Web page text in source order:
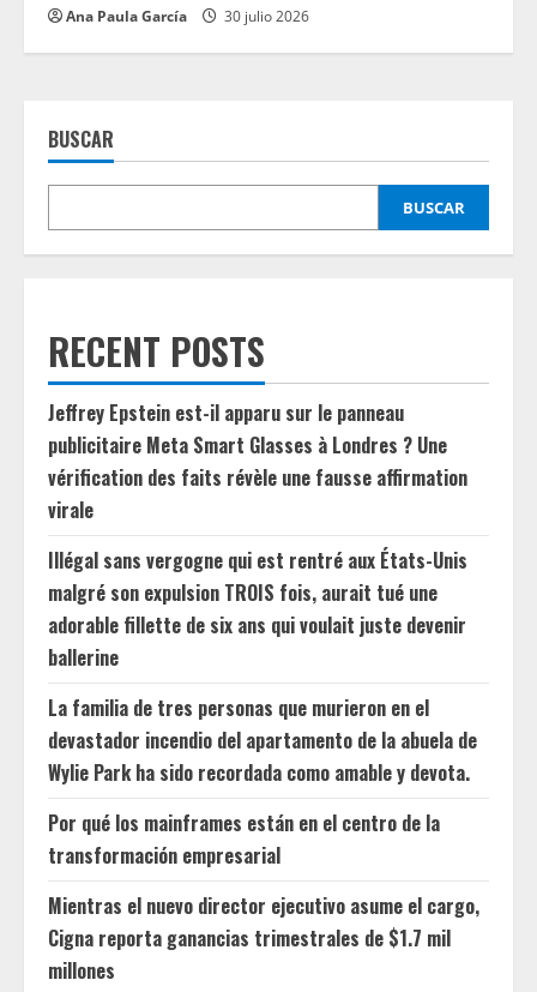
Ana Paula García 30 julio 2026
BUSCAR
BUSCAR
RECENT POSTS
Jeffrey Epstein est-il apparu sur le panneau
publicitaire Meta Smart Glasses à Londres ? Une
vérification des faits révèle une fausse affirmation
virale
Illégal sans vergogne qui est rentré aux États-Unis
malgré son expulsion TROIS fois, aurait tué une
adorable fillette de six ans qui voulait juste devenir
ballerine
La familia de tres personas que murieron en el
devastador incendio del apartamento de la abuela de
Wylie Park ha sido recordada como amable y devota.
Por qué los mainframes están en el centro de la
transformación empresarial
Mientras el nuevo director ejecutivo asume el cargo,
Cigna reporta ganancias trimestrales de $1.7 mil
millones